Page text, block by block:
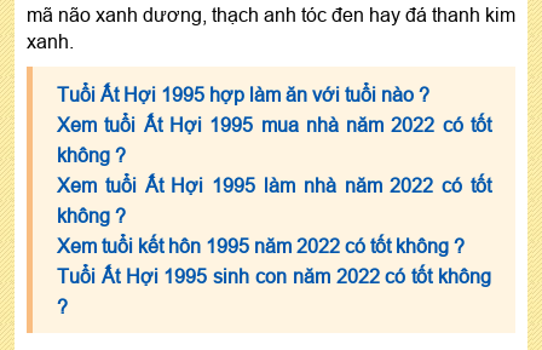
mã não xanh dương, thạch anh tóc đen hay đá thanh kim
xanh.
Tuổi Ất Hợi 1995 hợp làm ăn với tuổi nào ?
Xem tuổi Ất Hợi 1995 mua nhà năm 2022 có tốt
không ?
Xem tuổi Ất Hợi 1995 làm nhà năm 2022 có tốt
không ?
Xem tuổi kết hôn 1995 năm 2022 có tốt không ?
Tuổi Ất Hợi 1995 sinh con năm 2022 có tốt không
?